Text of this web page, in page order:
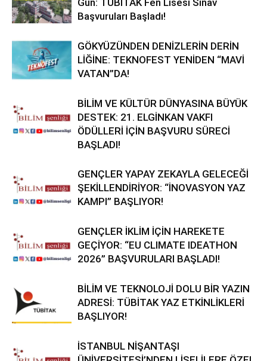
Gün: TÜBİTAK Fen Lisesi Sınav
Başvuruları Başladı!
GÖKYÜZÜNDEN DENİZLERİN DERİN
LİĞİNE: TEKNOFEST YENİDEN “MAVİ
VATAN”DA!
BİLİM VE KÜLTÜR DÜNYASINA BÜYÜK
DESTEK: 21. ELGİNKAN VAKFI
ÖDÜLLERİ İÇİN BAŞVURU SÜRECİ
BAŞLADI!
GENÇLER YAPAY ZEKAYLA GELECEĞİ
ŞEKİLLENDİRİYOR: “İNOVASYON YAZ
KAMPI” BAŞLIYOR!
GENÇLER İKLİM İÇİN HAREKETE
GEÇİYOR: “EU CLIMATE IDEATHON
2026” BAŞVURULARI BAŞLADI!
BİLİM VE TEKNOLOJİ DOLU BİR YAZIN
ADRESİ: TÜBİTAK YAZ ETKİNLİKLERİ
BAŞLIYOR!
İSTANBUL NİŞANTAŞI